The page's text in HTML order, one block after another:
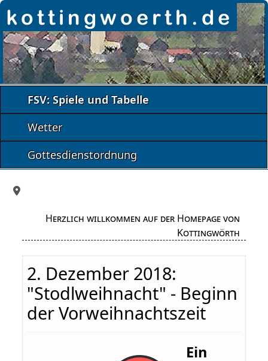
FSV: Spiele und Tabelle
Wetter
Gottesdienstordnung
Herzlich willkommen auf der Homepage von
Kottingwörth
2. Dezember 2018:
"Stodlweihnacht" - Beginn
der Vorweihnachtszeit
Ein